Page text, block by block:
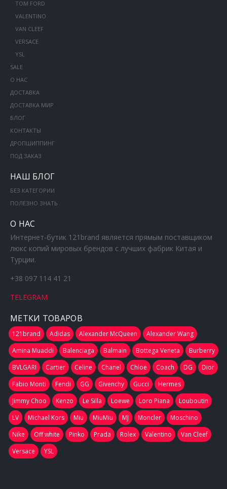
TOM FORD
VALENTINO
VAN CLEEF
VERSACE
YSL
SALE
О НАС
ДОСТАВКА
ДОСТАВКА МИР
БЛОГ
КОНТАКТЫ
ДРОПШИППИНГ
ПОД ЗАКАЗ
НАШ БЛОГ
БЕЗ КАТЕГОРИИ
ПОЛЕЗНО ЗНАТЬ
О НАС
Интернет-бутик 121brand является прямым поставщиком
люкс копий мировых брендов с лучших фабрик Китая и
Турции.
+38 097 114 41 21
TELEGRAM
МЕТКИ ТОВАРОВ
121brand Adidas Alexander McQueen
Alexander Wang
Amina Muaddi
Balenciaga Balmain Bottega Veneta
Burberry
BVLGARI
Cartier Celine Chanel Chloe Coach DG
Dior
Fabio Monti
Fendi GG Givenchy Gucci
Hermes
Jimmy Choo
Kenzo Le Silla Loewe Loro Piana
Louboutin
LV
Michael Kors Miu MiuMiu MJ Moncler
Moschino
Nike
Off white Pinko Prada Rolex Valentino
Van Cleef
Versace
YSL